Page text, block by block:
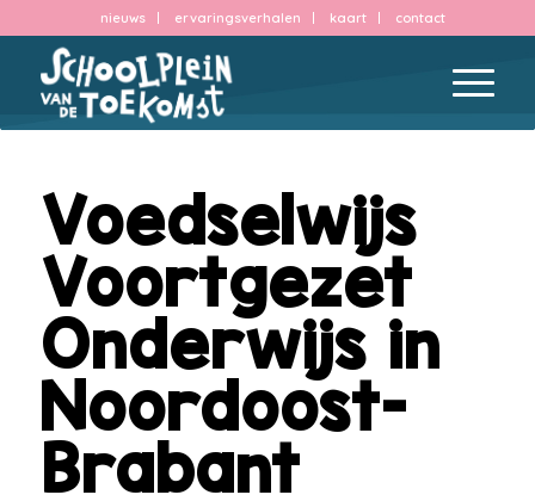
nieuws ervaringsverhalen kaart contact
Voedselwijs
Voortgezet
Onderwijs in
Noordoost-
Brabant